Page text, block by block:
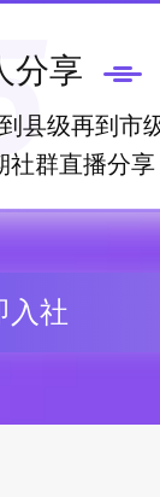
分享
县级再到市
社群直播分享
入社